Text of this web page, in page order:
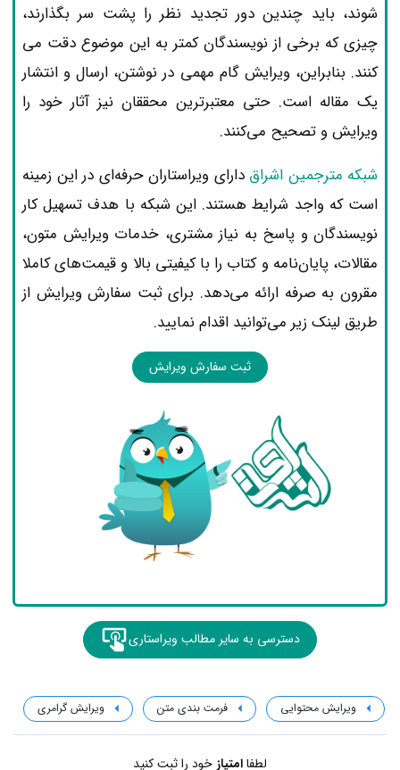
شوند، باید چندین دور تجدید نظر را پشت سر بگذارند،
چیزی که برخی از نویسندگان کمتر به این موضوع دقت می­‌
کنند. بنابراین، ویرایش گام مهمی در نوشتن، ارسال و انتشار
یک مقاله است. حتی معتبرترین محققان نیز آثار خود را
ویرایش و تصحیح می‌کنند.
شبکه مترجمین اشراق دارای ویراستاران حرفه‌ای در این زمینه
است که واجد شرایط هستند. این شبکه با هدف تسهیل کار
نویسندگان و پاسخ به نیاز مشتری، خدمات ویرایش متون،
مقالات، پایان‌نامه و کتاب را با کیفیتی بالا و قیمت‌های کاملا
مقرون به صرفه ارائه می‌دهد. برای ثبت سفارش ویرایش از
طریق لینک زیر می‌توانید اقدام نمایید.
ثبت سفارش ویرایش
دسترسی به سایر مطالب ویراستاری
ویرایش محتوایی فرمت بندی متن ویرایش گرامری
لطفاامتیاز خود را ثبت کنید